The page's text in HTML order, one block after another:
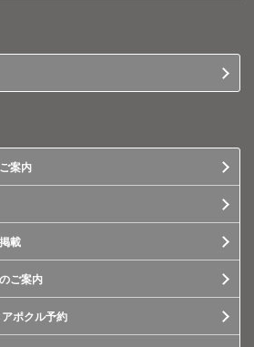
案内
載
ご案内
ポクル予約